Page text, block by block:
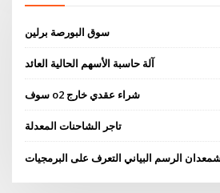
سوق البورصة برلين
آلة حاسبة الأسهم الحالية العائد
سوف o2 شراء عقدي خارج
تاجر الشاحنات المعدلة
الرسم البياني التعرف على البرمجيات